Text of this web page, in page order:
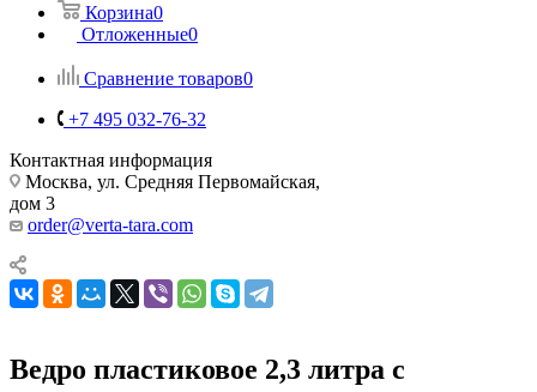
Корзина0
Отложенные0
Сравнение товаров0
+7 495 032-76-32
Контактная информация
Москва, ул. Средняя Первомайская,
дом 3
order@verta-tara.com
Ведро пластиковое 2,3 литра с